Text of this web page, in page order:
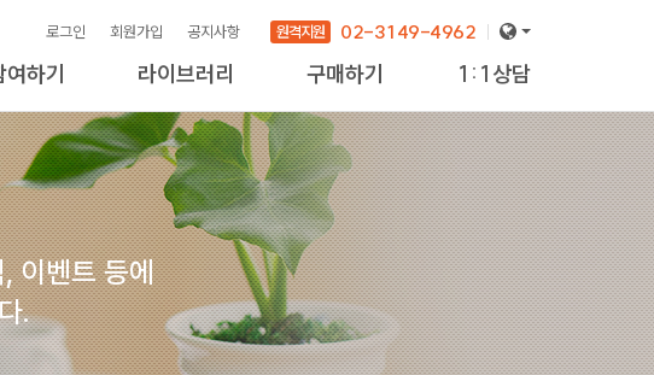
로그인 회원가입 공지사항 원격지원
02-3149-4962
여하기 라이브러리 구매하기 1:1상담
이벤트 등에
.